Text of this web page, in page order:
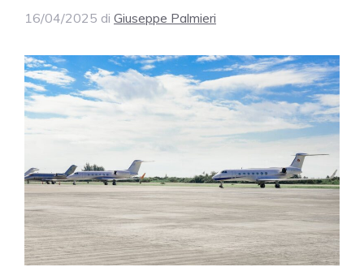
16/04/2025 di Giuseppe Palmieri